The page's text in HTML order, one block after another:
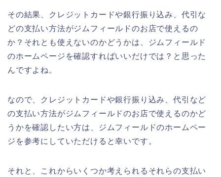
その結果、クレジットカードや銀行振り込み、代引な
どの支払い方法がジムフィールドのお店で使えるの
か？それとも使えないのかどうかは、ジムフィールド
のホームページを確認すればいいだけでは？と思った
んですよね。
なので、クレジットカードや銀行振り込み、代引など
の支払い方法がジムフィールドのお店で使えるのかど
うかを確認したい方は、ジムフィールドのホームペー
ジを参考にしていただけると幸いです。
それと、これからいくつか考えられるそれらの支払い